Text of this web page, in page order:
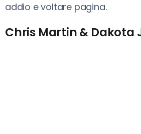
addio e voltare pagina.
Chris Martin & Dakota